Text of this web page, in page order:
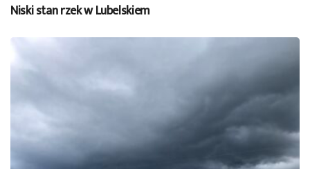
Niski stan rzek w Lubelskiem